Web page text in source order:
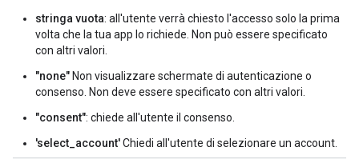
stringa vuota: all'utente verrà chiesto l'accesso solo la prima
volta che la tua app lo richiede. Non può essere specificato
con altri valori.
"none" Non visualizzare schermate di autenticazione o
consenso. Non deve essere specificato con altri valori.
"consent": chiede all'utente il consenso.
'select_account'Chiedi all'utente di selezionare un account.